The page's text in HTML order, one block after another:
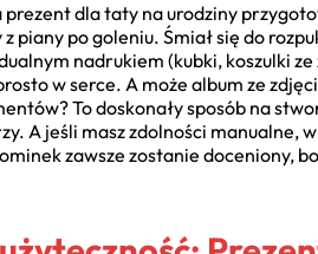
dla taty na urodziny
piany po goleniu. Śmiał się do
nadrukiem (kubki, koszulki
w serce. A może album ze
To doskonały sposób na
A jeśli masz zdolności
zawsze zostanie doceniony,